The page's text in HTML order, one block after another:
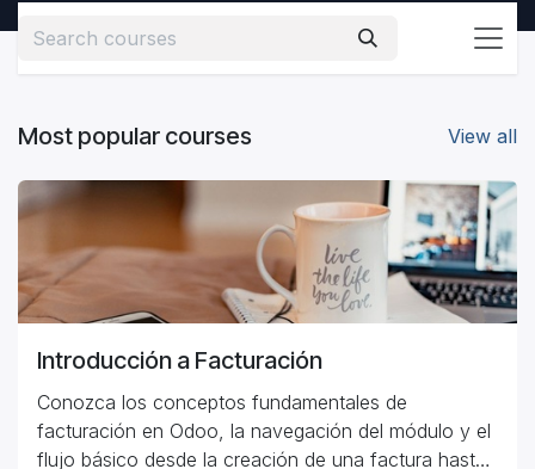
View all
Most popular courses
Introducción a Facturación
Conozca los conceptos fundamentales de
facturación en Odoo, la navegación del módulo y el
flujo básico desde la creación de una factura hasta